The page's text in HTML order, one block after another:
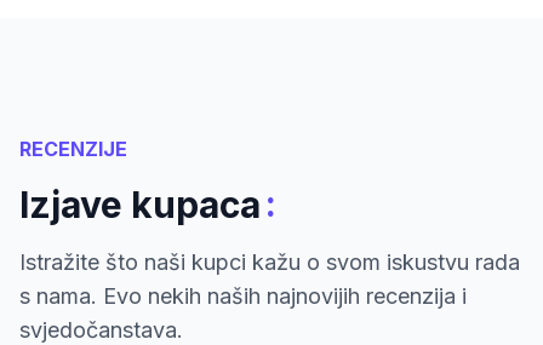
RECENZIJE
Izjave kupaca:
Istražite što naši kupci kažu o svom iskustvu rada
s nama. Evo nekih naših najnovijih recenzija i
svjedočanstava.